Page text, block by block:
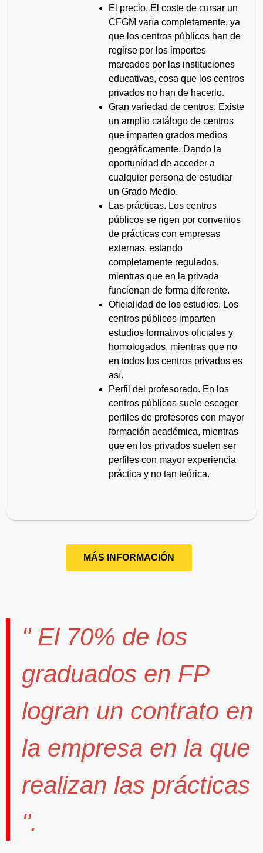
El precio. El coste de cursar un
CFGM varía completamente, ya
que los centros públicos han de
regirse por los importes
marcados por las instituciones
educativas, cosa que los centros
privados no han de hacerlo.
Gran variedad de centros. Existe
un amplio catálogo de centros
que imparten grados medios
geográficamente. Dando la
oportunidad de acceder a
cualquier persona de estudiar
un Grado Medio.
Las prácticas. Los centros
públicos se rigen por convenios
de prácticas con empresas
externas, estando
completamente regulados,
mientras que en la privada
funcionan de forma diferente.
Oficialidad de los estudios. Los
centros públicos imparten
estudios formativos oficiales y
homologados, mientras que no
en todos los centros privados es
así.
Perfil del profesorado. En los
centros públicos suele escoger
perfiles de profesores con mayor
formación académica, mientras
que en los privados suelen ser
perfiles con mayor experiencia
práctica y no tan teórica.
MÁS INFORMACIÓN
" El 70% de los
graduados en FP
logran un contrato en
la empresa en la que
realizan las prácticas
".